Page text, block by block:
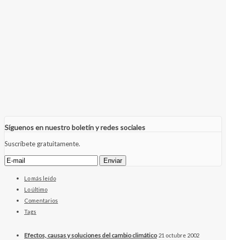
Síguenos en nuestro boletín y redes sociales
Suscríbete gratuitamente.
Lo más leído
Lo último
Comentarios
Tags
Efectos, causas y soluciones del cambio climático 21 octubre 2002